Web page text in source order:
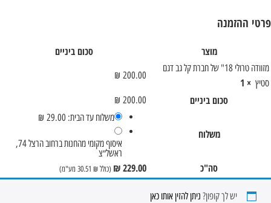
פרטי ההזמנה
מוצר סכום ביניים
מזוודה טרולי 18" של חברת קל גב דגם
סטיץ × 1
₪ 200.00
סכום ביניים ₪ 200.00
משלוח
משלוח עד הבית: ₪ 29.00
איסוף מקומי מהחנות ברחוב הרצל 74,
ראשל״צ
סה"כ ₪229.00 (כולל₪ מע"מ)
יש לך קופון? ניתן להזין אותו כאן